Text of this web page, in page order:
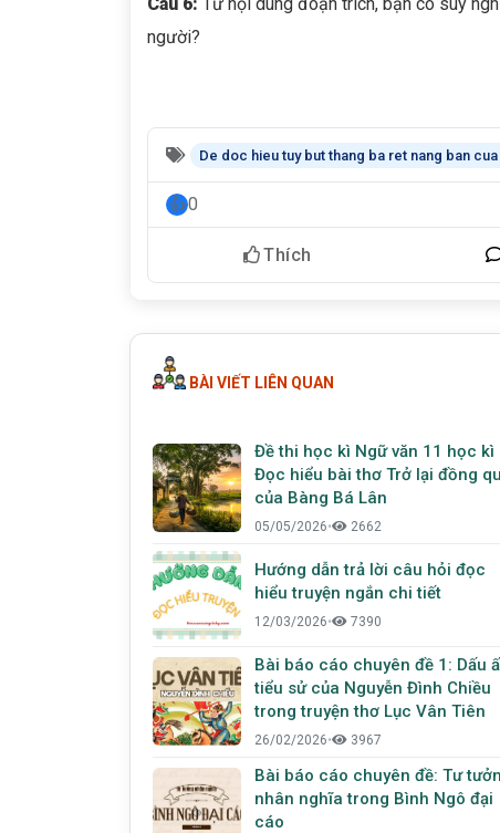
người?
De doc hieu tuy but thang ba ret nang ban cua
0
Thích
BÀI VIẾT LIÊN QUAN
Đề thi học kì Ngữ văn 11 học kì
Đọc hiểu bài thơ Trở lại đồng
của Bàng Bá Lân
05/05/2026• 2662
Hướng dẫn trả lời câu hỏi đọc
hiểu truyện ngắn chi tiết
12/03/2026• 7390
Bài báo cáo chuyên đề 1: Dấu
tiểu sử của Nguyễn Đình Chiều
trong truyện thơ Lục Vân Tiên
26/02/2026• 3967
Bài báo cáo chuyên đề: Tư
nhân nghĩa trong Bình Ngô đại
cáo